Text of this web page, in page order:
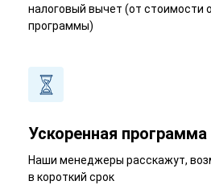
налоговый вычет (от стоимости
программы)
Ускоренная программа
Наши менеджеры расскажут,
в короткий срок